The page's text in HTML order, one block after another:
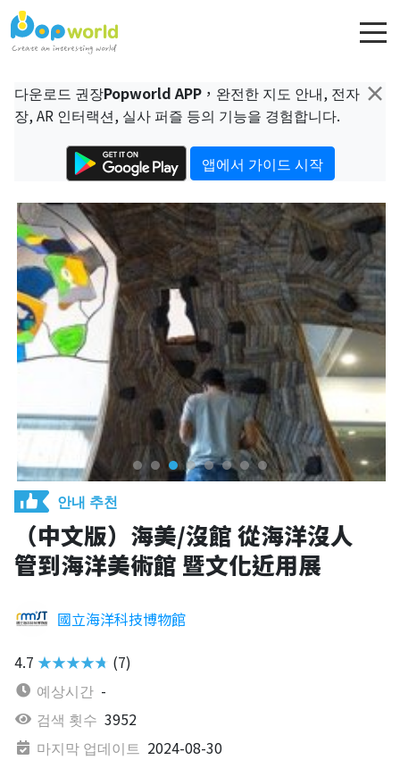
×
다운로드 권장Popworld APP ，완전한 지도 안내, 전자
장, AR 인터랙션, 실사 퍼즐 등의 기능을 경험합니다.
앱에서 가이드 시작
안내 추천
（中文版）海美/沒館 從海洋沒人
管到海洋美術館 暨文化近用展
國立海洋科技博物館
4.7 ★★★★★ (7)
예상시간 -
검색 횟수 3952
마지막 업데이트 2024-08-30